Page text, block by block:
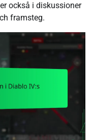
också i diskussioner
framsteg.